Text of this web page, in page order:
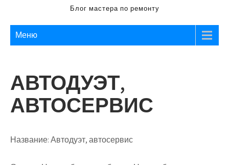
Блог мастера по ремонту
Меню
АВТОДУЭТ,
АВТОСЕРВИС
Название:Автодуэт, автосервис